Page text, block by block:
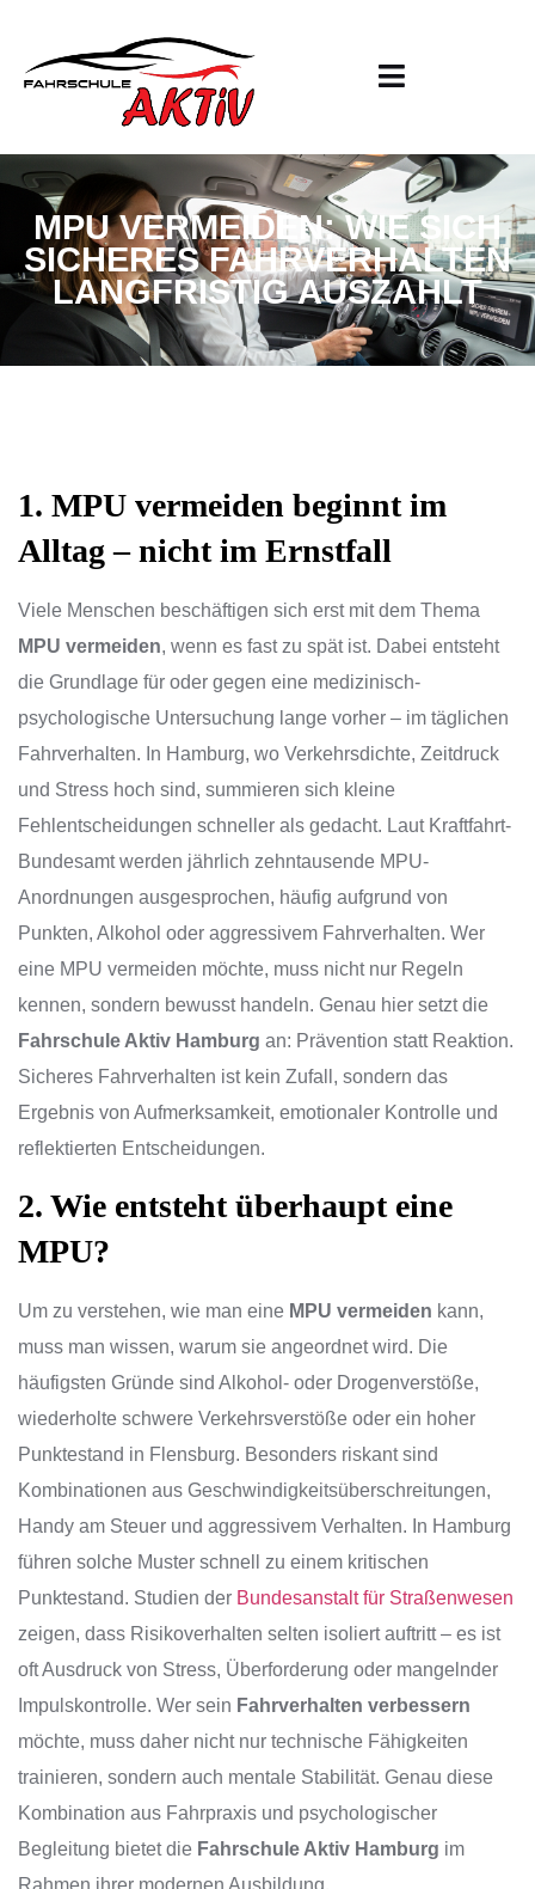
MPU VERMEIDEN: WIE SICH
SICHERES FAHRVERHALTEN
LANGFRISTIG AUSZAHLT
1. MPU vermeiden beginnt im
Alltag – nicht im Ernstfall
Viele Menschen beschäftigen sich erst mit dem Thema
MPU vermeiden, wenn es fast zu spät ist. Dabei entsteht
die Grundlage für oder gegen eine medizinisch-
psychologische Untersuchung lange vorher – im täglichen
Fahrverhalten. In Hamburg, wo Verkehrsdichte, Zeitdruck
und Stress hoch sind, summieren sich kleine
Fehlentscheidungen schneller als gedacht. Laut Kraftfahrt-
Bundesamt werden jährlich zehntausende MPU-
Anordnungen ausgesprochen, häufig aufgrund von
Punkten, Alkohol oder aggressivem Fahrverhalten. Wer
eine MPU vermeiden möchte, muss nicht nur Regeln
kennen, sondern bewusst handeln. Genau hier setzt die
Fahrschule Aktiv Hamburg an: Prävention statt Reaktion.
Sicheres Fahrverhalten ist kein Zufall, sondern das
Ergebnis von Aufmerksamkeit, emotionaler Kontrolle und
reflektierten Entscheidungen.
2. Wie entsteht überhaupt eine
MPU?
Um zu verstehen, wie man eine MPU vermeiden kann,
muss man wissen, warum sie angeordnet wird. Die
häufigsten Gründe sind Alkohol- oder Drogenverstöße,
wiederholte schwere Verkehrsverstöße oder ein hoher
Punktestand in Flensburg. Besonders riskant sind
Kombinationen aus Geschwindigkeitsüberschreitungen,
Handy am Steuer und aggressivem Verhalten. In Hamburg
führen solche Muster schnell zu einem kritischen
Punktestand. Studien der Bundesanstalt für Straßenwesen
zeigen, dass Risikoverhalten selten isoliert auftritt – es ist
oft Ausdruck von Stress, Überforderung oder mangelnder
Impulskontrolle. Wer sein Fahrverhalten verbessern
möchte, muss daher nicht nur technische Fähigkeiten
trainieren, sondern auch mentale Stabilität. Genau diese
Kombination aus Fahrpraxis und psychologischer
Begleitung bietet die Fahrschule Aktiv Hamburg im